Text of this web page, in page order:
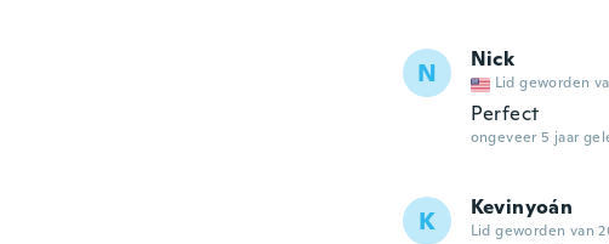
N Nick
Lid geworden
Perfect
ongeveer 5 jaar
K Kevinyoán
Lid geworden van